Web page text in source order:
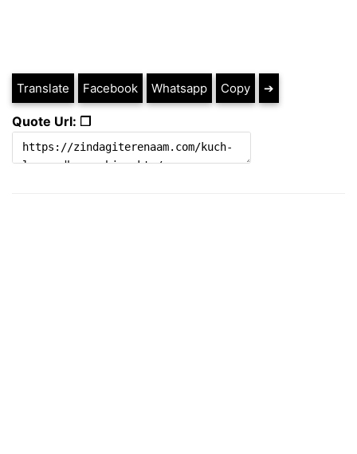
Translate Facebook Whatsapp Copy ➔
Quote Url: ❐